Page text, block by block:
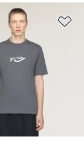
รสินค้าโปรด